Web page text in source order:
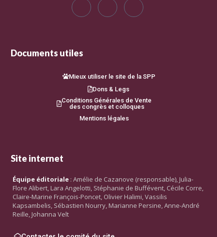
Documents utiles
Mieux utiliser le site de la SPP
Dons & Legs
Conditions Générales de Vente
des congrès et colloques
Mentions légales
Site internet
Équipe éditoriale : Amélie de Cazanove (responsable), Julia-
Flore Alibert, Lara Angelotti, Stéphanie de Buffévent, Cécile Corre,
Claire-Marine François-Poncet, Olivier Halimi, Vassilis
Kapsambelis, Sébastien Nourry, Marianne Persine, Anne-André
Reille, Johanna Velt